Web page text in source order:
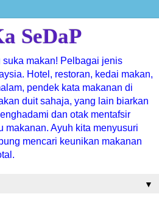
SeDaP
makan! Pelbagai jenis
Hotel, restoran, kedai makan,
pendek kata makanan di
duit sahaja, yang lain biarkan
dan otak mentafsir
makanan. Ayuh kita menyusuri
mencari keunikan makanan
▼